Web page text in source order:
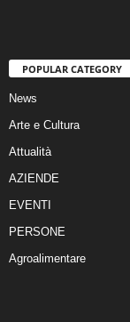
POPULAR CATEGORY
News
Arte e Cultura
Attualità
AZIENDE
EVENTI
PERSONE
Agroalimentare